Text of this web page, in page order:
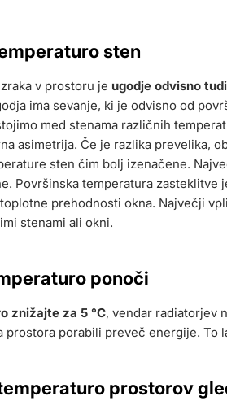
sten
v prostoru je ugodje odvisno
ima sevanje, ki je odvisno od
med stenama različnih
asimetrija. Če je razlika prevelika,
sten čim bolj izenačene.
Površinska temperatura zasteklitve
prehodnosti okna. Največji
stenami ali okni.
ponoči
znižajte za 5 °C, vendar radiatorjev
prostora porabili preveč energije. To
prostorov